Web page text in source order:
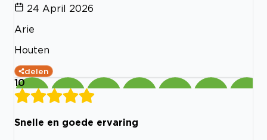
24 April 2026
Arie
Houten
delen
10
Snelle en goede ervaring